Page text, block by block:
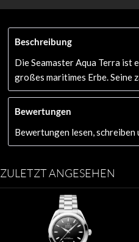
Beschreibung
Die Seamaster Aqua Terra ist
großes maritimes Erbe. Seine
Bewertungen
Bewertungen lesen, schreiben
ZULETZT ANGESEHEN